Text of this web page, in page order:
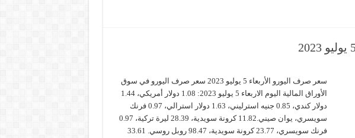
سعر صرف اليورو الأربعاء 5 يوليو 2023 سعر صرف اليورو في سوق
الأوراق المالية اليوم الاربعاء 5 يوليو 2023: 1.08 دولار أمريكي، 1.44
دولار كندي، 0.85 جنيه استرليني، 1.63 دولار استرالي، 0.97 فرنك
سويسري، يوان صيني.11.82 كرونة سويدية، 28.39 ليرة تركية، 0.97
فرنك سويسري، 23.77 كرونة سويدية، 98.47 روبل روسي. 33.61